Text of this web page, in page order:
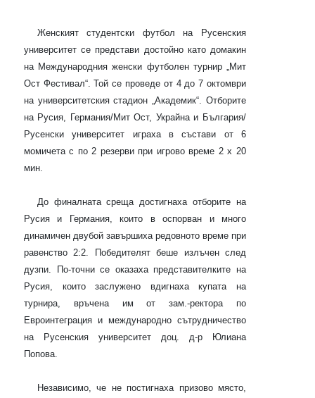
Женският студентски футбол на Русенския
университет се представи достойно като домакин
на Международния женски футболен турнир „Мит
Ост Фестивал“. Той се проведе от 4 до 7 октомври
на университетския стадион „Академик“. Отборите
на Русия, Германия/Мит Ост, Украйна и България/
Русенски университет играха в състави от 6
момичета с по 2 резерви при игрово време 2 х 20
мин.
До финалната среща достигнаха отборите на
Русия и Германия, които в оспорван и много
динамичен двубой завършиха редовното време при
равенство 2:2. Победителят беше излъчен след
дузпи. По-точни се оказаха представителките на
Русия, които заслужено вдигнаха купата на
турнира, връчена им от зам.-ректора по
Евроинтеграция и международно сътрудничество
на Русенския университет доц. д-р Юлиана
Попова.
Независимо, че не постигнаха призово място,